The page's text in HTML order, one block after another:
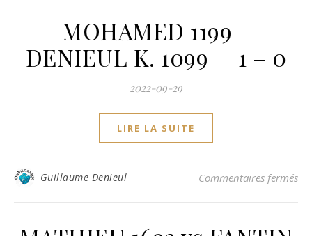
MOHAMED 1199
DENIEUL K. 1099 1 – 0
2022-09-29
LIRE LA SUITE
Guillaume Denieul Commentaires fermés